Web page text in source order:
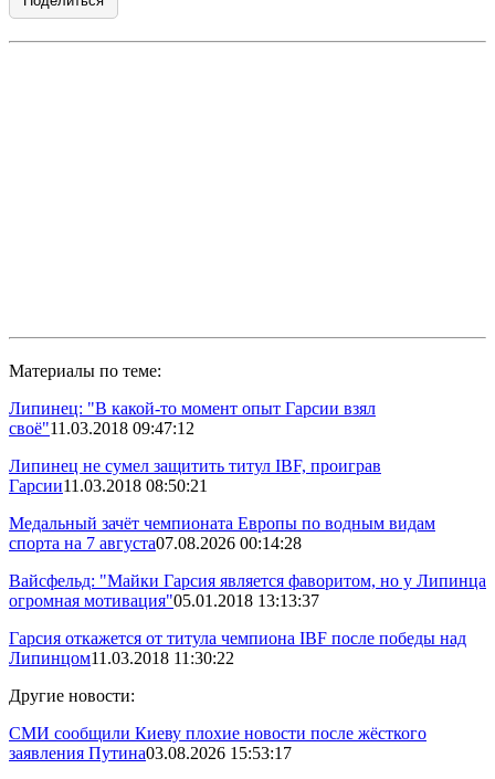
Материалы по теме:
Липинец: "В какой-то момент опыт Гарсии взял
своё"11.03.2018 09:47:12
Липинец не сумел защитить титул IBF, проиграв
Гарсии11.03.2018 08:50:21
Медальный зачёт чемпионата Европы по водным видам
спорта на 7 августа07.08.2026 00:14:28
Вайсфельд: "Майки Гарсия является фаворитом, но у Липинца
огромная мотивация"05.01.2018 13:13:37
Гарсия откажется от титула чемпиона IBF после победы над
Липинцом11.03.2018 11:30:22
Другие новости:
СМИ сообщили Киеву плохие новости после жёсткого
заявления Путина03.08.2026 15:53:17